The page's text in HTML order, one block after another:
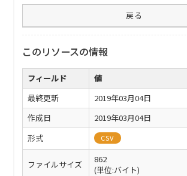
戻る
このリソースの情報
フィールド
値
最終更新
2019年03月04日
作成日
2019年03月04日
形式
CSV
ファイルサイズ
862
(単位:バイト)